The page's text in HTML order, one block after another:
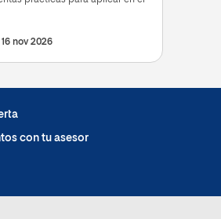
16 nov 2026
con tu asesor